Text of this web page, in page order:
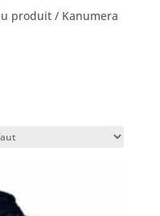
produit / Kanumera